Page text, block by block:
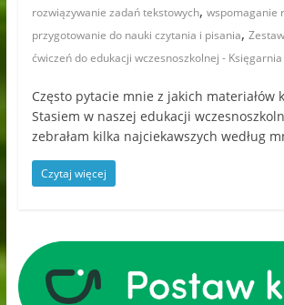
rozwiązywanie zadań tekstowych, wspomaganie
przygotowanie do nauki czytania i pisania,
ćwiczeń do edukacji wczesnoszkolnej - Księgarnia
Często pytacie mnie z jakich materiałów
Stasiem w naszej edukacji
zebrałam kilka najciekawszych według
Czytaj więcej